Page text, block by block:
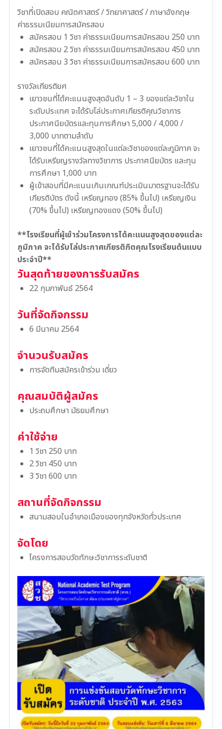
วิชาที่เปิดสอบ คณิตศาสตร์ / วิทยาศาสตร์ / ภาษาอังกฤษ
ค่าธรรมเนียมการสมัครสอบ
สมัครสอบ 1 วิชา ค่าธรรมเนียมการสมัครสอบ 250 บาท
สมัครสอบ 2 วิชา ค่าธรรมเนียมการสมัครสอบ 450 บาท
สมัครสอบ 3 วิชา ค่าธรรมเนียมการสมัครสอบ 600 บาท
รางวัลเกียรติยศ
เยาวชนที่ได้คะแนนสูงสุดอันดับ 1 – 3 ของแต่ละวิชาใน
ระดับประเทศ จะได้รับโล่ประกาศเกียรติคุณวิชาการ
ประกาศนียบัตรและทุนการศึกษา 5,000 / 4,000 /
3,000 บาทตามลำดับ
เยาวชนที่ได้คะแนนสูงสุดในแต่ละวิชาของแต่ละภูมิภาค จะ
ได้รับเหรียญรางวัลทางวิชาการ ประกาศนียบัตร และทุน
การศึกษา 1,000 บาท
ผู้เข้าสอบที่มีคะแนนเกินเกณฑ์ประเมินมาตรฐานจะได้รับ
เกียรติบัตร ดังนี้ เหรียญทอง (85% ขึ้นไป) เหรียญเงิน
(70% ขึ้นไป) เหรียญทองแดง (50% ขึ้นไป)
**โรงเรียนที่ผู้เข้าร่วมโครงการได้คะแนนสูงสุดของแต่ละ
ภูมิภาค จะได้รับโล่ประกาศเกียรติกิตคุณโรงเรียนต้นแบบ
ประจำปี**
วันสุดท้ายของการรับสมัคร
22 กุมภาพันธ์ 2564
วันที่จัดกิจกรรม
6 มีนาคม 2564
จำนวนรับสมัคร
การจัดทีมสมัครเข้าร่วม เดี่ยว
คุณสมบัติผู้สมัคร
ประถมศึกษา มัธยมศึกษา
ค่าใช้จ่าย
1 วิชา 250 บาท
2 วิชา 450 บาท
3 วิชา 600 บาท
สถานที่จัดกิจกรรม
สนามสอบในอำเภอเมืองของทุกจังหวัดทั่วประเทศ
จัดโดย
โครงการสอบวัดทักษะวิชาการระดับชาติ